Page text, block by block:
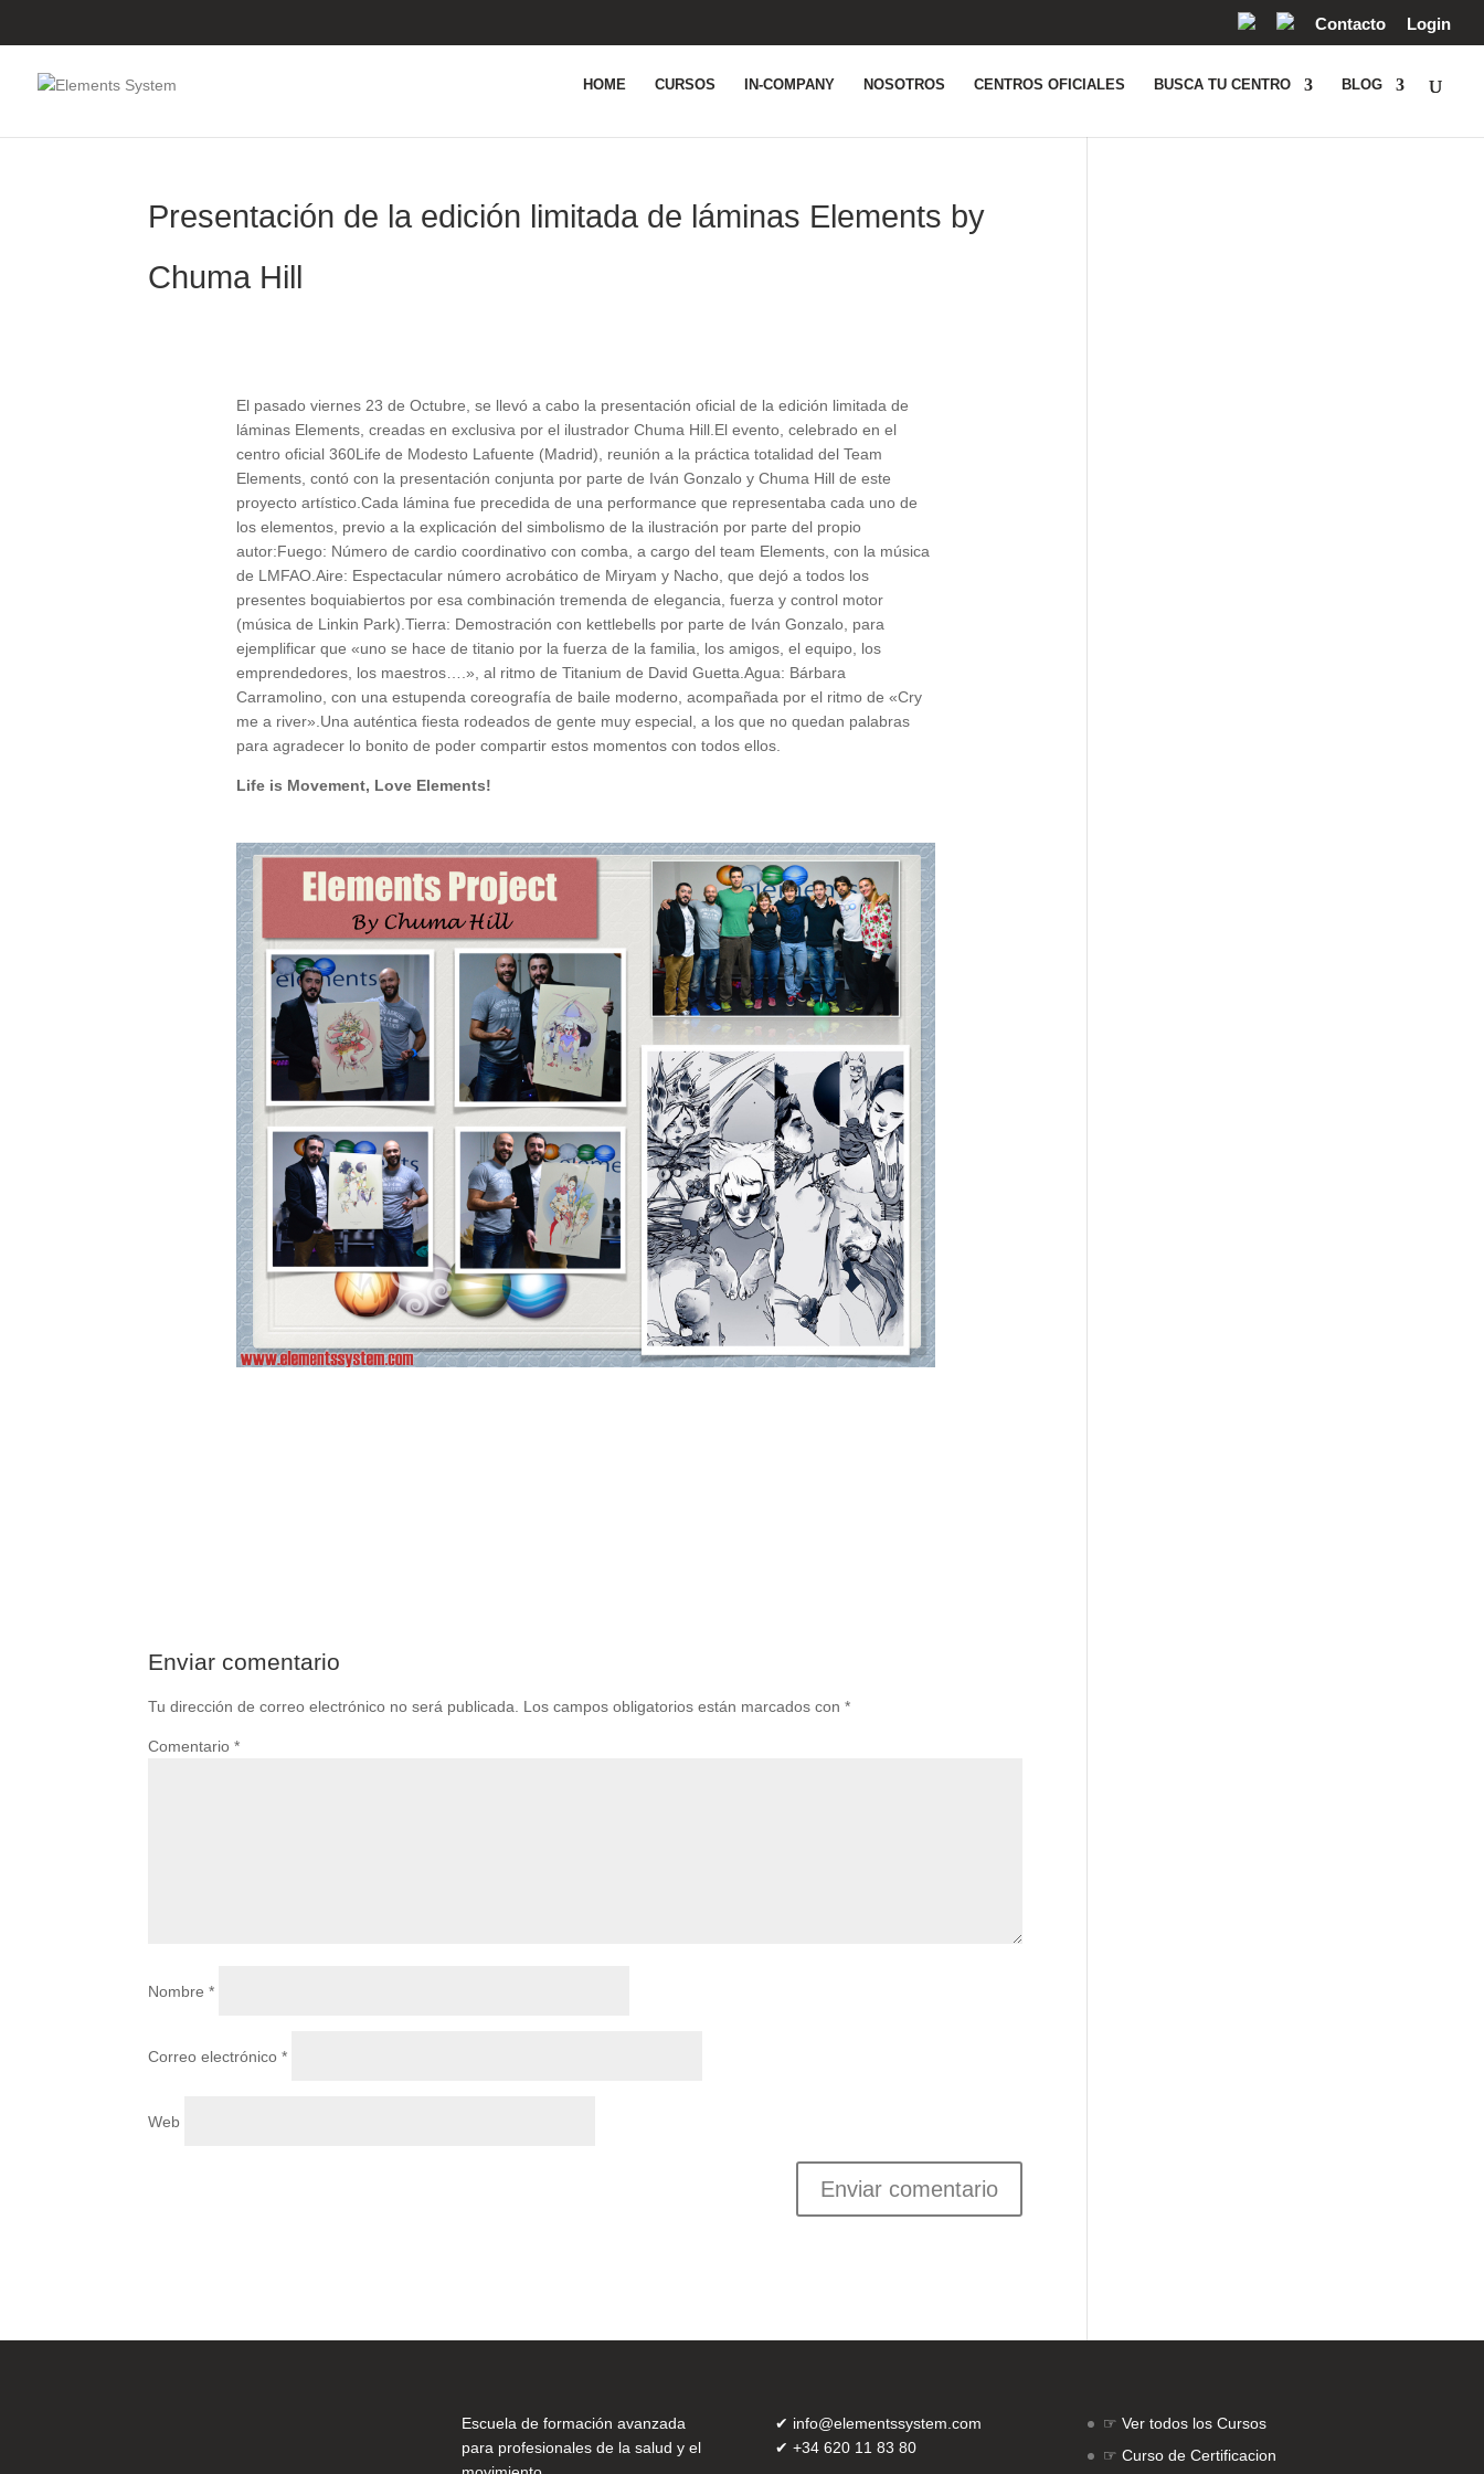
Contacto Login
HOME CURSOS IN-COMPANY NOSOTROS CENTROS OFICIALES BUSCA TU CENTRO BLOG
Presentación de la edición limitada de láminas Elements by
Chuma Hill
El pasado viernes 23 de Octubre, se llevó a cabo la presentación oficial de la edición limitada de
láminas Elements, creadas en exclusiva por el ilustrador Chuma Hill.El evento, celebrado en el
centro oficial 360Life de Modesto Lafuente (Madrid), reunión a la práctica totalidad del Team
Elements, contó con la presentación conjunta por parte de Iván Gonzalo y Chuma Hill de este
proyecto artístico.Cada lámina fue precedida de una performance que representaba cada uno de
los elementos, previo a la explicación del simbolismo de la ilustración por parte del propio
autor:Fuego: Número de cardio coordinativo con comba, a cargo del team Elements, con la música
de LMFAO.Aire: Espectacular número acrobático de Miryam y Nacho, que dejó a todos los
presentes boquiabiertos por esa combinación tremenda de elegancia, fuerza y control motor
(música de Linkin Park).Tierra: Demostración con kettlebells por parte de Iván Gonzalo, para
ejemplificar que «uno se hace de titanio por la fuerza de la familia, los amigos, el equipo, los
emprendedores, los maestros….», al ritmo de Titanium de David Guetta.Agua: Bárbara
Carramolino, con una estupenda coreografía de baile moderno, acompañada por el ritmo de «Cry
me a river».Una auténtica fiesta rodeados de gente muy especial, a los que no quedan palabras
para agradecer lo bonito de poder compartir estos momentos con todos ellos.
Life is Movement, Love Elements!
Enviar comentario
Tu dirección de correo electrónico no será publicada. Los campos obligatorios están marcados con*
Comentario*
Nombre*
Correo electrónico*
Web
Escuela de formación avanzada
para profesionales de la salud y el
✔ info@elementssystem.com
✔ +34 620 11 83 80
☞Ver todos los Cursos
☞Curso de Certificacion